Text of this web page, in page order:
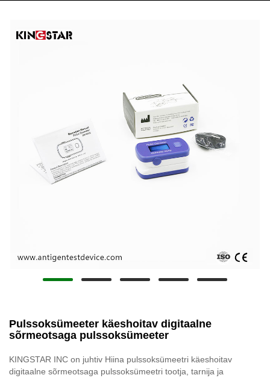
Pulssoksümeeter käeshoitav digitaalne
sõrmeotsaga pulssoksümeeter
KINGSTAR INC on juhtiv Hiina pulssoksümeetri käeshoitav
digitaalne sõrmeotsaga pulssoksümeetri tootja, tarnija ja